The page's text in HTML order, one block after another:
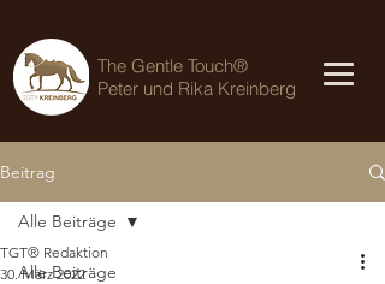
The Gentle Touch®
Peter und Rika Kreinberg
Beitrag
Alle Beiträge
Alle Beiträge
TGT® Redaktion
30. März 2022